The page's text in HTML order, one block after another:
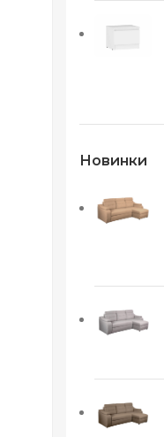
Новинки